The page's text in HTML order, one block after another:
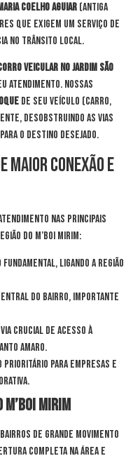
Coelho Aguiar (antiga
que exigem um serviço de
no trânsito local.
veicular no Jardim São
atendimento. Nossas
de seu veículo (carro,
desobstruindo as vias
o destino desejado.
Maior Conexão e
nas principais
do M’Boi Mirim:
fundamental, ligando a região
do bairro, importante
crucial de acesso à
Amaro.
prioritário para empresas e
Mirim
de grande movimento
completa na área e